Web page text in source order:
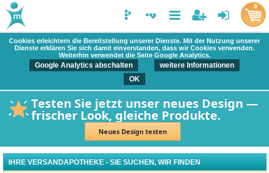
Cookies erleichtern die Bereitstellung unserer Dienste. Mit der Nutzung unserer
Dienste erklären Sie sich damit einverstanden, dass wir Cookies verwenden.
Weiterhin verwendet die Seite Google Analytics.
Google Analytics abschalten
weitere Informationen
OK
Testen Sie jetzt unser neues Design —
frischer Look, gleiche Produkte.
Neues Design testen
0
IHRE VERSANDAPOTHEKE - SIE SUCHEN, WIR FINDEN